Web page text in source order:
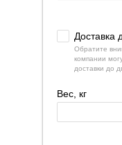
Доставка
Обратите
компании
доставки до
Вес, кг